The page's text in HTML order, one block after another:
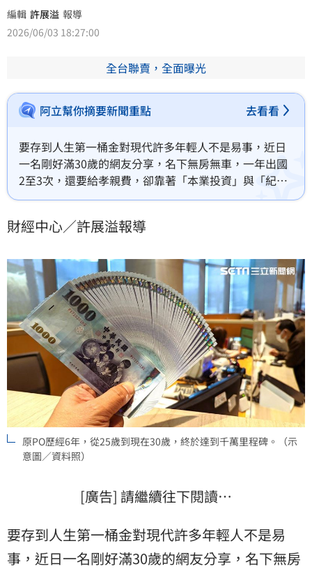
編輯 許展溢 報導
2026/06/03 18:27:00
全台聯賣，全面曝光
阿立幫你摘要新聞重點 去看看
要存到人生第一桶金對現代許多年輕人不是易事，近日
一名剛好滿30歲的網友分享，名下無房無車，一年出國
2至3次，還要給孝親費，卻靠著「本業投資」與「紀律
理財」兩招，從出社會前3年的300~400萬資產，增長到
財經中心／許展溢報導
原PO歷經6年，從25歲到現在30歲，終於達到千萬里程碑。（示
意圖／資料照）
[廣告] 請繼續往下閱讀…
要存到人生第一桶金對現代許多年輕人不是易
事，近日一名剛好滿30歲的網友分享，名下無房